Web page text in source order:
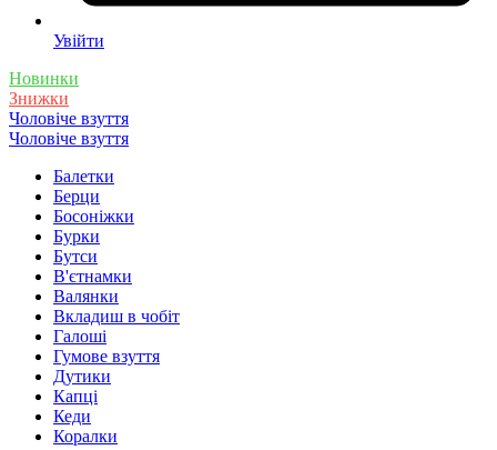
Увійти
Новинки
Знижки
Чоловіче взуття
Чоловіче взуття
Балетки
Берци
Босоніжки
Бурки
Бутси
В'єтнамки
Валянки
Вкладиш в чобіт
Галоші
Гумове взуття
Дутики
Капці
Кеди
Коралки